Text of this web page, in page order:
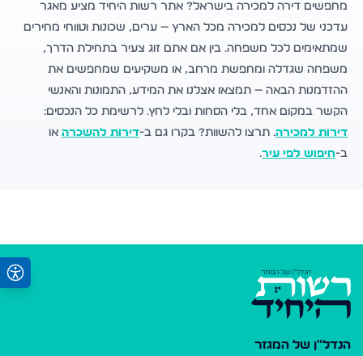
מחפשים דירה למכירה בישראל? אתר רשות היחיד מציע מאגר
עדכני של נכסים למכירה מכל הארץ — ערים, שכונות וטווחי מחירים
שמתאימים לכל משפחה. בין אם אתם זוג צעיר בתחילת הדרך,
משפחה שגדלה ומחפשת מרחב, או משקיעים שמחפשים את
ההזדמנות הבאה — תמצאו אצלנו את המידע, התמונות והאנשי
הקשר במקום אחד, בלי הסחות ובלי לחץ. לרשימת כל הנכסים:
דירות למכירה. תרצו להשוות? בקרו גם ב-דירות להשכרה או
ב-חיפוש לפי עיר.
הנדל"ן של המגזר